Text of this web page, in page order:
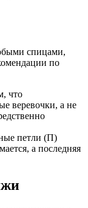
спицами,
по
что
веревочки, а не
петли (П)
а последняя